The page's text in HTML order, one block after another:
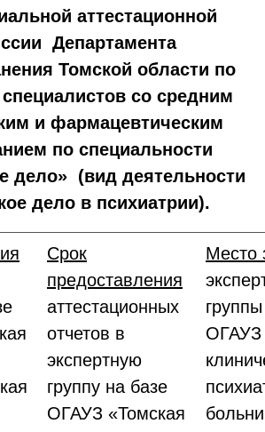
аттестационной
Департамента
Томской области по
специалистов со средним
и фармацевтическим
по специальности
дело» (вид деятельности
дело в психиатрии).
Срок
предоставления
аттестационных
отчетов в
экспертную
группу на базе
ОГАУЗ «Томская
Место
ОГАУЗ